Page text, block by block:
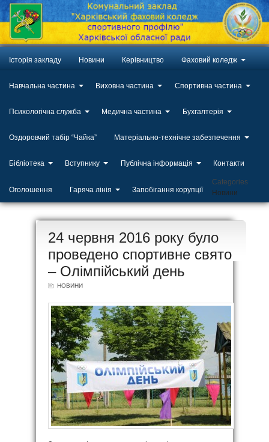
Історія закладу Новини Керівництво Фаховий коледж
Навчальна частина Виховна частина Спортивна частина
Психологічна служба Медична частина Бухгалтерія
Оздоровчий табір “Чайка” Матеріально-технічне забезпечення
Бібліотека Вступнику Публічна інформація Контакти
Оголошення Гаряча лінія Запобігання корупції
Categories
Новини
20
24 червня 2016 року було
проведено спортивне свято
– Олімпійський день
НОВИНИ